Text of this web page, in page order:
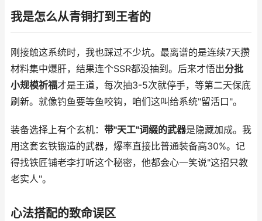
我是怎么从青铜打到王者的
刚接触这系统时，我也踩过不少坑。最离谱的是连续7天攒
材料集中爆肝，结果连个SSR都没抽到。后来才悟出分批
小规模祈福才是王道，每次抽3-5次就停手，等第二天保底
刷新。就像钓鱼要等鱼咬钩，咱们这叫给系统"留活口"。
装备选择上有个玄机： 带"天工"词缀的武器是隐藏加成。我
用这套玄铁锻造的武器，爆率直接比普通装备高30%。记
得找铁匠铺老李打听这个秘密，他都会心一笑说"这招只教
老实人"。
心法搭配的致命误区